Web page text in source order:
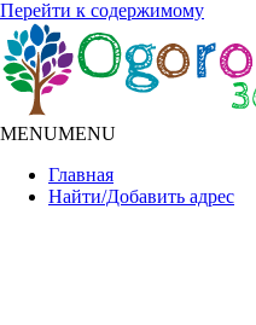
Перейти к содержимому
MENUMENU
Главная
Найти/Добавить адрес